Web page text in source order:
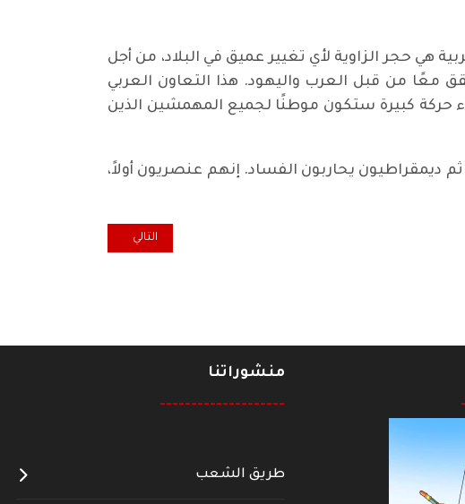
هي حجر الزاوية لأي تغيير عميق في البلاد، من أجل
معًا من قبل العرب واليهود. هذا التعاون العربي
حركة كبيرة ستكون موطنًا لجميع المهمشين الذين
ديمقراطيون يحاربون الفساد. إنهم عنصريون أولاً،
المقال التالي: هل تهبط أسعار النفط إلى
التالي
منشوراتنا
--------------------
طريق الشعب